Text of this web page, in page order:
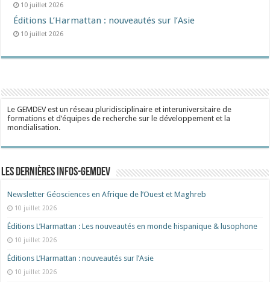
10 juillet 2026
Éditions L’Harmattan : nouveautés sur l’Asie
10 juillet 2026
Le GEMDEV est un réseau pluridisciplinaire et interuniversitaire de
formations et d’équipes de recherche sur le développement et la
mondialisation.
Les dernières Infos-Gemdev
Newsletter Géosciences en Afrique de l’Ouest et Maghreb
10 juillet 2026
Éditions L’Harmattan : Les nouveautés en monde hispanique & lusophone
10 juillet 2026
Éditions L’Harmattan : nouveautés sur l’Asie
10 juillet 2026